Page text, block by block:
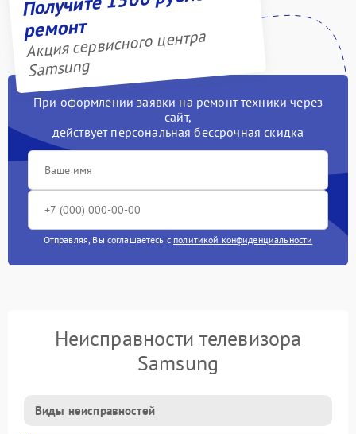
ремонт
Акция сервисного центра
Samsung
При оформлении заявки на ремонт техники через
сайт,
действует персональная бессрочная скидка
Отправляя, Вы соглашаетесь с политикой конфиденциальности
Неисправности телевизора
Samsung
Виды неисправностей